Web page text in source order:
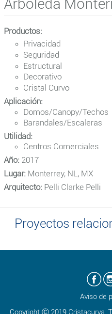
Arboleda
Productos:
Privacidad
Seguridad
Estructural
Decorativo
Cristal Curvo
Aplicación:
Domos/Canopy/Techos
Barandales/Escaleras
Utilidad:
Centros Comerciales
Año: 2017
Lugar: Monterrey, NL, MX
Arquitecto: Pelli Clarke Pelli
Proyectos
Copyright Ⓒ 2019 Cristacurva,
Aviso de